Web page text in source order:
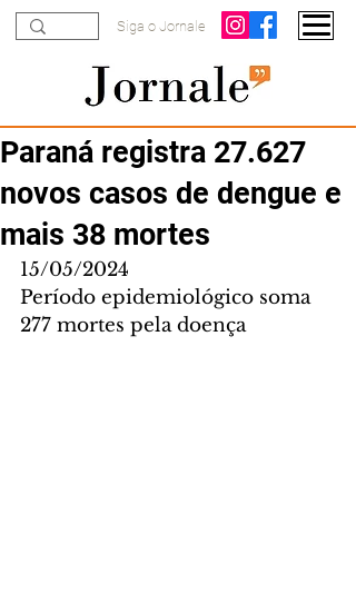
Siga o Jornale
Paraná registra 27.627
novos casos de dengue e
mais 38 mortes
15/05/2024
Período epidemiológico soma
277 mortes pela doença